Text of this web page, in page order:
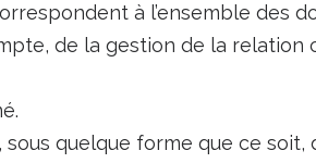
à l’ensemble des
de la gestion de la relation
quelque forme que ce